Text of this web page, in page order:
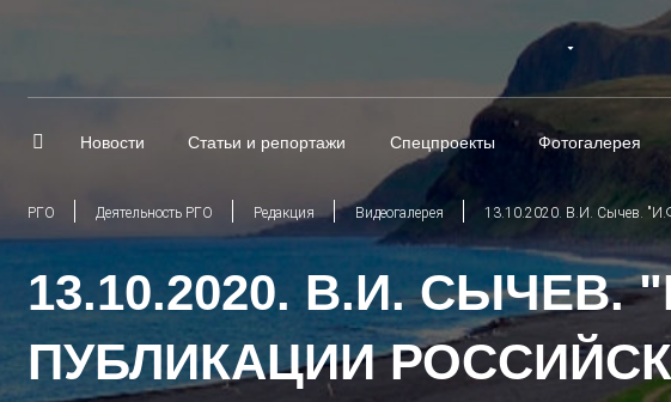
Новости Статьи и репортажи Спецпроекты Фотогалерея
РГО Деятельность РГО Редакция Видеогалерея 13.10.2020. В.И. Сычев.
13.10.2020. В.И.
ПУБЛИКАЦИИ